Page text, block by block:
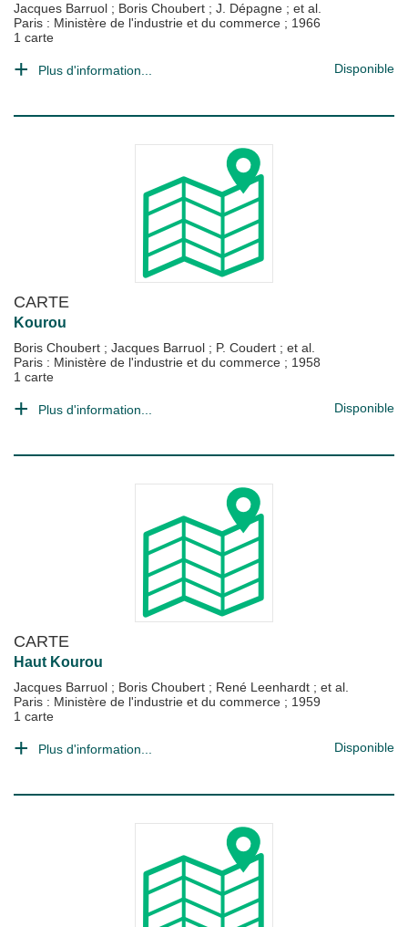
Jacques Barruol ; Boris Choubert ; J. Dépagne ; et al.
Paris : Ministère de l'industrie et du commerce ; 1966
1 carte
Plus d'information... Disponible
CARTE
Kourou
Boris Choubert ; Jacques Barruol ; P. Coudert ; et al.
Paris : Ministère de l'industrie et du commerce ; 1958
1 carte
Plus d'information... Disponible
CARTE
Haut Kourou
Jacques Barruol ; Boris Choubert ; René Leenhardt ; et al.
Paris : Ministère de l'industrie et du commerce ; 1959
1 carte
Plus d'information... Disponible